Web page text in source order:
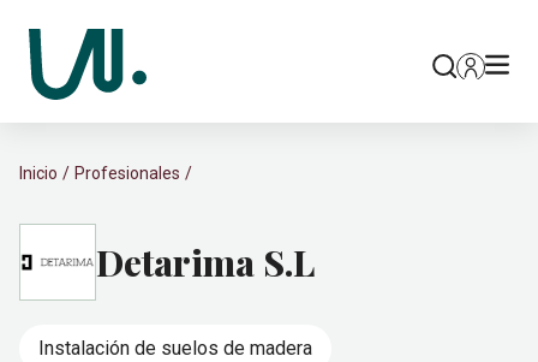
Inicio Profesionales
Detarima S.L
Instalación de suelos de madera